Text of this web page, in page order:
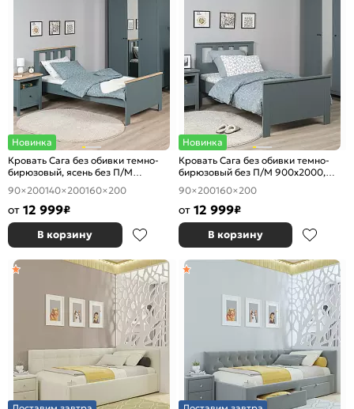
Новинка
Кровать Сага без обивки темно-
бирюзовый, ясень без П/М
900x2000, ортопедическое
основание, изголовье жесткое
90×200140×200160×200
от 12 999₽
В корзину
Новинка
Кровать Сага без обивки темно-
бирюзовый без П/М 900x2000,
ортопедическое основание,
изголовье жесткое
90×200160×200
от 12 999₽
В корзину